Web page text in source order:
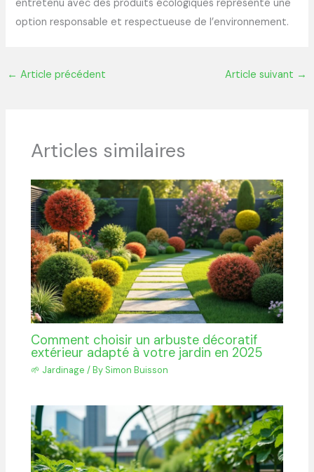
entretenu avec des produits écologiques représente une
option responsable et respectueuse de l’environnement.
← Article précédent Article suivant →
Articles similaires
Comment choisir un arbuste décoratif
extérieur adapté à votre jardin en 2025
🌱 Jardinage / By Simon Buisson